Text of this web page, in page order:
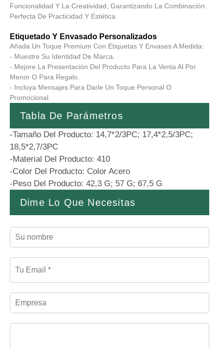
Funcionalidad Y La Creatividad, Garantizando La Combinación
Perfecta De Practicidad Y Estética.
Etiquetado Y Envasado Personalizados
Añada Un Toque Premium Con Etiquetas Y Envases A Medida:
- Muestre Su Identidad De Marca.
- Mejore La Presentación Del Producto Para La Venta Al Por
Menor O Para Regalo.
- Incluya Mensajes Para Darle Un Toque Personal O
Promocional.
Tabla De Parámetros
-Tamaño Del Producto: 14,7*2/3PC; 17,4*2,5/3PC;
18,5*2,7/3PC
-Material Del Producto: 410
-Color Del Producto: Color Acero
-Peso Del Producto: 42,3 G; 57 G; 67,5 G
Dime Lo Que Necesitas